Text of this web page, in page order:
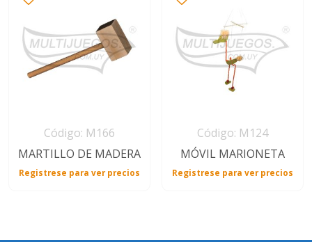
Código: M166
MARTILLO DE MADERA
Registrese para ver precios
Código: M124
MÓVIL MARIONETA
Registrese para ver precios